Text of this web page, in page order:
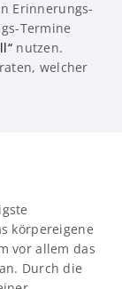
Erinnerungs­
Termine
nutzen.
welcher
körpereigene
vor allem das
Durch die